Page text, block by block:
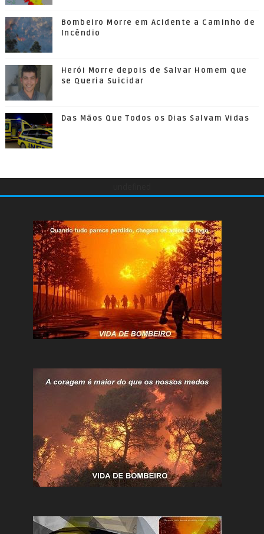
Bombeiro Morre em Acidente a Caminho de
Incêndio
Herói Morre depois de Salvar Homem que
se Queria Suicidar
Das Mãos Que Todos os Dias Salvam Vidas